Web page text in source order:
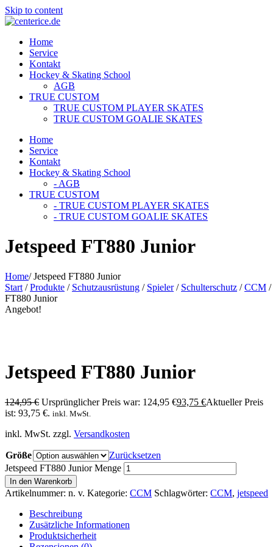
Skip to content
Home
Service
Kontakt
Hockey & Skating School
AGB
TRUE CUSTOM
TRUE CUSTOM PLAYER SKATES
TRUE CUSTOM GOALIE SKATES
Home
Service
Kontakt
Hockey & Skating School
- AGB
TRUE CUSTOM
- TRUE CUSTOM PLAYER SKATES
- TRUE CUSTOM GOALIE SKATES
Jetspeed FT880 Junior
Home/Jetspeed FT880 Junior
Start /Produkte / Schutzausrüstung / Spieler/ Schulterschutz /CCM /
FT880 Junior
Angebot!
Jetspeed FT880 Junior
124,95€ Ursprünglicher Preis war: 124,95 €93,75 €Aktueller Preis
ist: 93,75 €. inkl. MwSt.
inkl. MwSt. zzgl. Versandkosten
Größe
Zurücksetzen
Jetspeed FT880 Junior Menge
In den Warenkorb
Artikelnummer: n. v. Kategorie: CCM Schlagwörter: CCM, jetspeed
Beschreibung
Zusätzliche Informationen
Produktsicherheit